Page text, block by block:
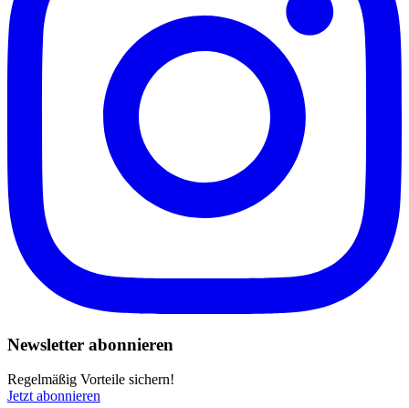
Newsletter abonnieren
Regelmäßig Vorteile sichern!
Jetzt abonnieren